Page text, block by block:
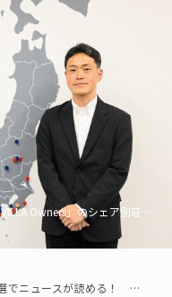
Owners」のシェア別荘とい
【超入門】金融用語11選でニュースが読める！ 知識ゼロからの賢い資産の育て方